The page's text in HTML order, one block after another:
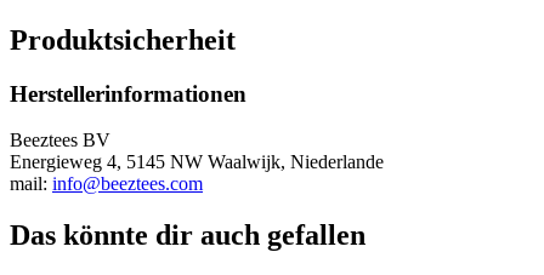
Produktsicherheit
Herstellerinformationen
Beeztees BV
Energieweg 4, 5145 NW Waalwijk, Niederlande
mail: info@beeztees.com
Das könnte dir auch gefallen